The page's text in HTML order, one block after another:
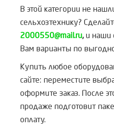
В этой категории не
сельхозтехнику?
2000550@mail.ru,и наши
Вам варианты по
Купить любое
сайте: переместите
оформите заказ. После
продаже подготовит
оплату.